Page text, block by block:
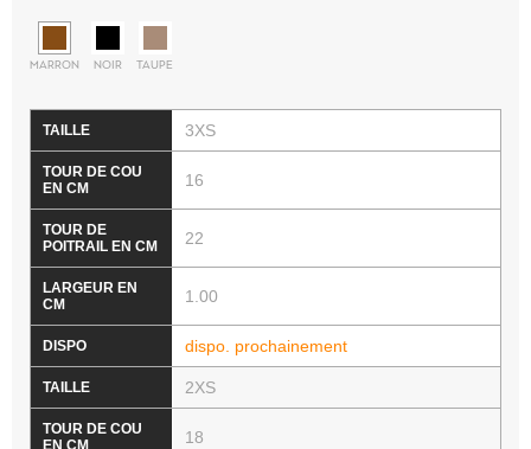
MARRON NOIR TAUPE
3XS
16
22
1.00
dispo. prochainement
2XS
18